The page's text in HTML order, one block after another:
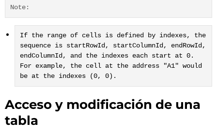
Note:
If the range of cells is defined by indexes, the
sequence is startRowId, startColumnId, endRowId,
endColumnId, and the indexes each start at 0.
For example, the cell at the address "A1" would
be at the indexes (0, 0).
Acceso y modificación de una
tabla